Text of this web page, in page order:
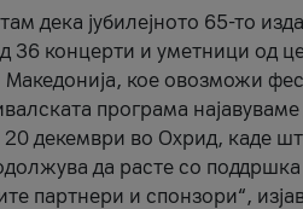
дека јубилејното 65-то
36 концерти и уметници од
Македонија, кое овозможи
програма
декември во Охрид, каде
да расте со
партнери и спонзори“,